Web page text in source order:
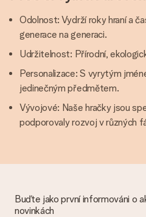
Odolnost: Vydrží roky hraní a
generace na generaci.
Udržitelnost: Přírodní,
Personalizace: S vyrytým
jedinečným předmětem.
Vývojové: Naše hračky jsou
podporovaly rozvoj v různých
Buďte jako první informováni o
novinkách